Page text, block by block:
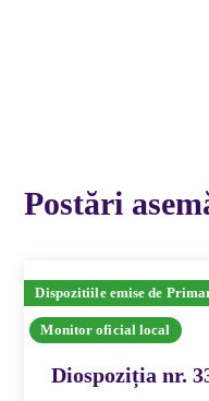
Postări
Dispozitiile emise de
Monitor oficial local
Diospoziția nr.